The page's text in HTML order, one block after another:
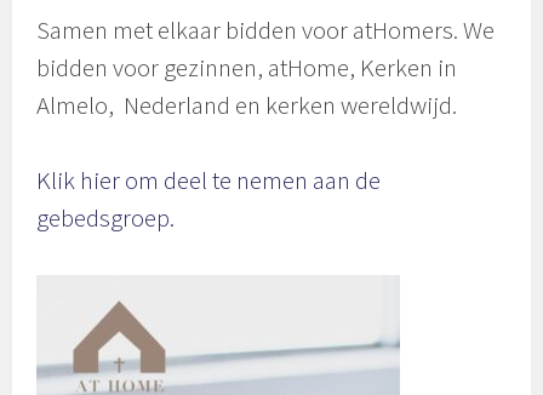
Samen met elkaar bidden voor atHomers. We
bidden voor gezinnen, atHome, Kerken in
Almelo, Nederland en kerken wereldwijd.
Klik hier om deel te nemen aan de
gebedsgroep.